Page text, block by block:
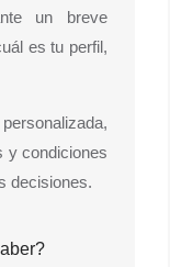
un breve
es tu perfil,
y condiciones
decisiones.